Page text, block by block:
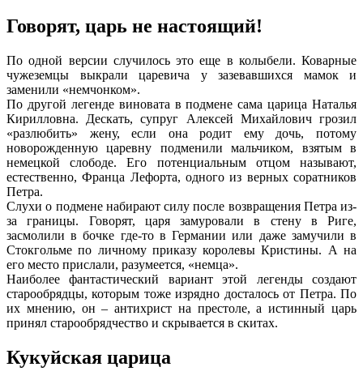
Говорят, царь не настоящий!
По одной версии случилось это еще в колыбели. Коварные
чужеземцы выкрали царевича у зазевавшихся мамок и
заменили «немчонком».
По другой легенде виновата в подмене сама царица Наталья
Кирилловна. Дескать, супруг Алексей Михайлович грозил
«разлюбить» жену, если она родит ему дочь, потому
новорожденную царевну подменили мальчиком, взятым в
немецкой слободе. Его потенциальным отцом называют,
естественно, Франца Лефорта, одного из верных соратников
Петра.
Слухи о подмене набирают силу после возвращения Петра из-
за границы. Говорят, царя замуровали в стену в Риге,
засмолили в бочке где-то в Германии или даже замучили в
Стокгольме по личному приказу королевы Кристины. А на
его место прислали, разумеется, «немца».
Наиболее фантастический вариант этой легенды создают
старообрядцы, которым тоже изрядно досталось от Петра. По
их мнению, он – антихрист на престоле, а истинный царь
принял старообрядчество и скрывается в скитах.
Кукуйская царица